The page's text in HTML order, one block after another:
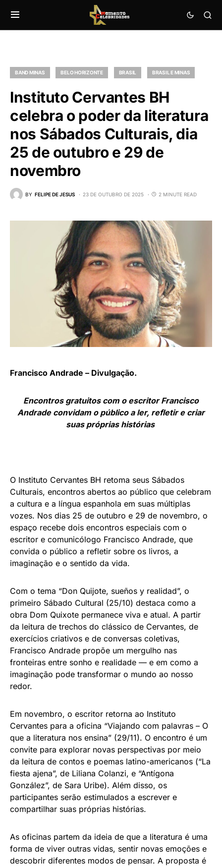
BAND MINAS BELO HORIZONTE BRASIL BRASIL E MINAS
Instituto Cervantes BH
celebra o poder da literatura
nos Sábados Culturais, dia
25 de outubro e 29 de
novembro
BY FELIPE DE JESUS 23 DE OUTUBRO DE 2025 2 MINUTE READ
Francisco Andrade – Divulgação.
Encontros gratuitos com o escritor Francisco
Andrade convidam o público a ler, refletir e criar
suas próprias histórias
O Instituto Cervantes BH retoma seus Sábados
Culturais, encontros abertos ao público que celebram
a cultura e a língua espanhola em suas múltiplas
vozes. Nos dias 25 de outubro e 29 de novembro, o
espaço recebe dois encontros especiais com o
escritor e comunicólogo Francisco Andrade, que
convida o público a refletir sobre os livros, a
imaginação e o sentido da vida.
Com o tema “Don Quijote, sueños y realidad”, o
primeiro Sábado Cultural (25/10) destaca como a
obra Dom Quixote permanece viva e atual. A partir
da leitura de trechos do clássico de Cervantes, de
exercícios criativos e de conversas coletivas,
Francisco Andrade propõe um mergulho nas
fronteiras entre sonho e realidade — e em como a
imaginação pode transformar o mundo ao nosso
redor.
Em novembro, o escritor retorna ao Instituto
Cervantes para a oficina “Viajando com palavras – O
que a literatura nos ensina” (29/11). O encontro é um
convite para explorar novas perspectivas por meio
da leitura de contos e poemas latino-americanos (“La
fiesta ajena”, de Liliana Colanzi, e “Antígona
González”, de Sara Uribe). Além disso, os
participantes serão estimulados a escrever e
compartilhar suas próprias histórias.
As oficinas partem da ideia de que a literatura é uma
forma de viver outras vidas, sentir novas emoções e
descobrir diferentes modos de pensar. A proposta é